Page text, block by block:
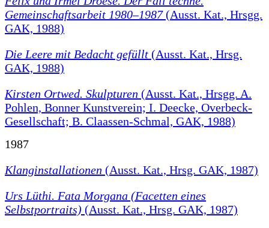
Gemeinschaftsarbeit 1980–1987(Ausst. Kat., Hrsgg.
GAK, 1988)
Die Leere mit Bedacht gefüllt (Ausst. Kat., Hrsg.
GAK, 1988)
Kirsten Ortwed. Skulpturen (Ausst. Kat., Hrsgg. A.
Pohlen, Bonner Kunstverein; I. Deecke, Overbeck-
Gesellschaft; B. Claassen-Schmal, GAK, 1988)
1987
Klanginstallationen (Ausst. Kat., Hrsg. GAK, 1987)
Urs Lüthi. Fata Morgana (Facetten eines
Selbstportraits) (Ausst. Kat., Hrsg. GAK, 1987)